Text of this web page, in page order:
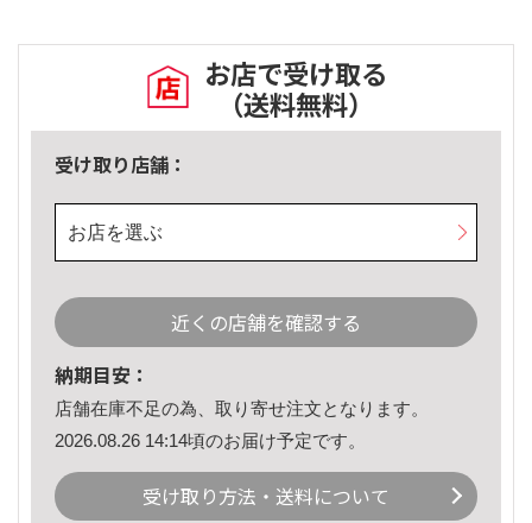
お店で受け取る
（送料無料）
受け取り店舗：
お店を選ぶ
近くの店舗を確認する
納期目安：
店舗在庫不足の為、取り寄せ注文となります。
2026.08.26 14:14頃のお届け予定です。
受け取り方法・送料について